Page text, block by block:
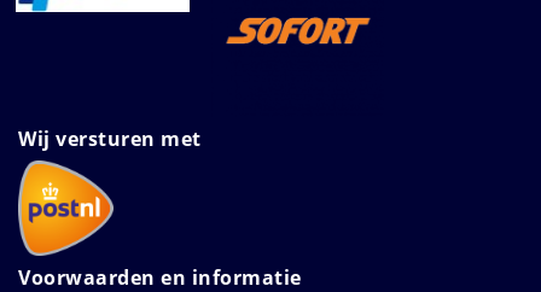
Wij versturen met
Voorwaarden en informatie